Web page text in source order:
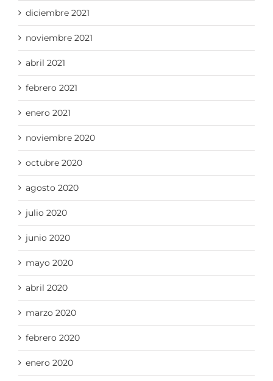
diciembre 2021
noviembre 2021
abril 2021
febrero 2021
enero 2021
noviembre 2020
octubre 2020
agosto 2020
julio 2020
junio 2020
mayo 2020
abril 2020
marzo 2020
febrero 2020
enero 2020